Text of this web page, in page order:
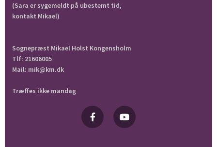
(Sara er sygemeldt på ubestemt tid,
kontakt Mikael)
Sognepræst Mikael Holst Kongensholm
Tlf: 21606005
Mail: mik@km.dk
Træffes ikke mandag